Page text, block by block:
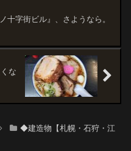
で宿に泊ま...
ノ十字街ビル』、さようなら。
な
◆建造物【札幌・石狩・江